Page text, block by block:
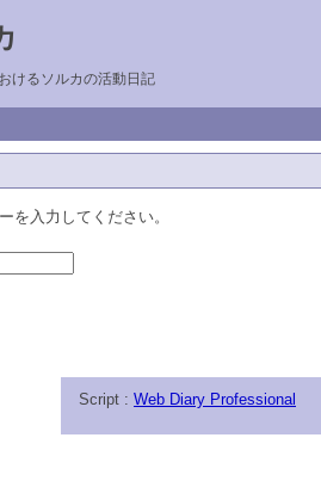
けるソルカの活動日記
を入力してください。
Script : Web Diary Professional